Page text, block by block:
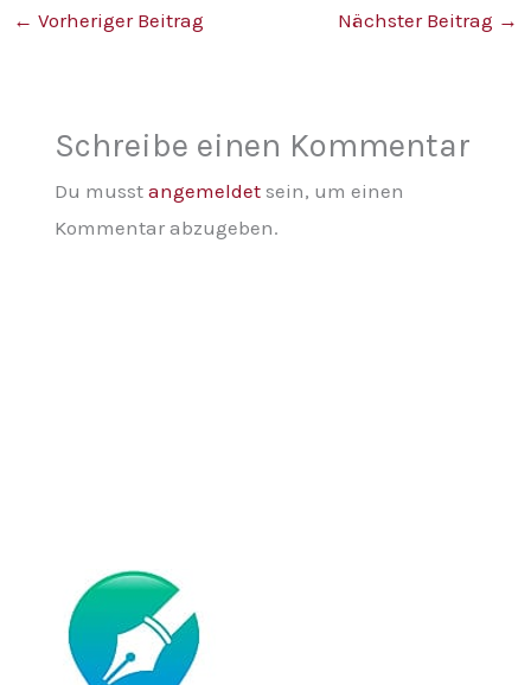
← Vorheriger Beitrag Nächster Beitrag →
Schreibe einen Kommentar
Du musst angemeldetsein, um einen
Kommentar abzugeben.